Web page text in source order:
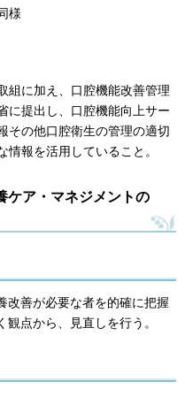
様
に加え、口腔機能改善管理
に提出し、口腔機能向上サー
その他口腔衛生の管理の適切
報を活用していること。
ケア・マネジメントの
善が必要な者を的確に把握
点から、見直しを行う。